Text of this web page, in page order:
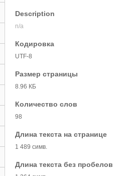
Description
n/a
Кодировка
UTF-8
Размер страницы
8.96 КБ
Количество слов
98
Длина текста на странице
1 489 симв.
Длина текста без пробелов